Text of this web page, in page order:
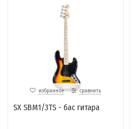
избранное сравнить
SX SBM1/3TS - бас гитара